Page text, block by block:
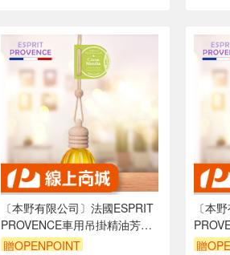
〔本野有限公司〕法國ESPRIT
PROVENCE車用吊掛精油芳香
劑(活力薄荷檸檬)10ml -1入
贈OPENPOINT
〔本
鬆舒緩
贈